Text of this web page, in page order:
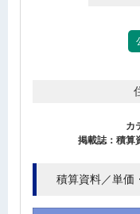
カ
掲載誌：積算
積算資料／単価